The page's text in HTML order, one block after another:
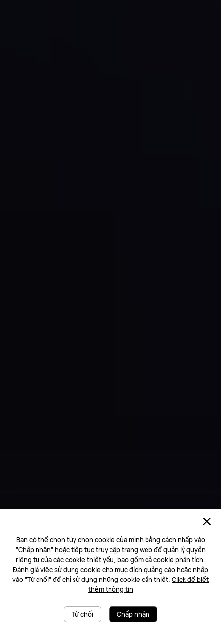
Bạn có thể chọn tùy chọn cookie của mình bằng cách nhấp vào
"Chấp nhận" hoặc tiếp tục truy cập trang web để quản lý quyền
riêng tư của các cookie thiết yếu, bao gồm cả cookie phân tích.
Đánh giá việc sử dụng cookie cho mục đích quảng cáo hoặc nhấp
vào "Từ chối" để chỉ sử dụng những cookie cần thiết. Click để biết
thêm thông tin
Từ chối Chấp nhận